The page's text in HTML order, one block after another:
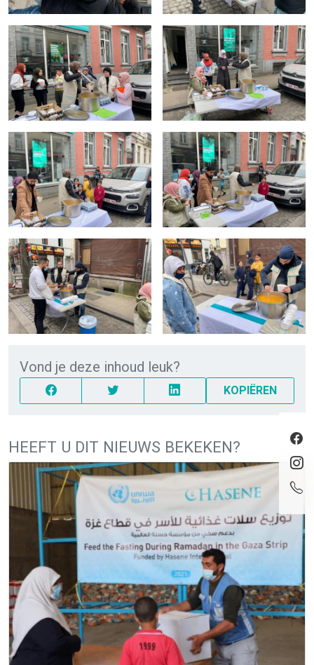
Vond je deze inhoud leuk?
KOPIËREN
HEEFT U DIT NIEUWS BEKEKEN?